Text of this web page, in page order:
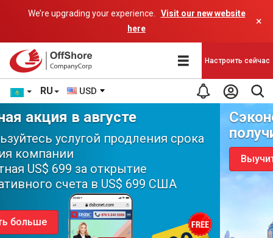
We’re upgrading your experience.
Visit our new website
here
×
RU USD
Настроить сейчас
Сэкономьте до 300 долларов и
получите специальный ВАУЧЕР
Выучить больше